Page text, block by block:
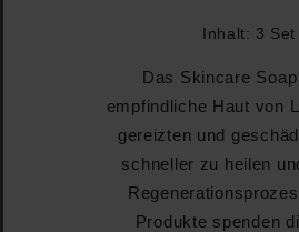
Inhalt: 3 Set
Das Skincare
empfindliche Haut von
gereizten und
schneller zu heilen
Produkte spenden